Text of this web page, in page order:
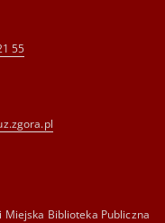
55
Miejska Biblioteka Publiczna